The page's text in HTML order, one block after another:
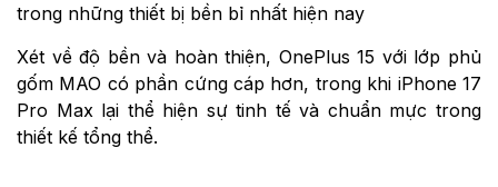
trong những thiết bị bền bỉ nhất hiện nay
Xét về độ bền và hoàn thiện, OnePlus 15 với lớp phủ
gốm MAO có phần cứng cáp hơn, trong khi iPhone 17
Pro Max lại thể hiện sự tinh tế và chuẩn mực trong
thiết kế tổng thể.